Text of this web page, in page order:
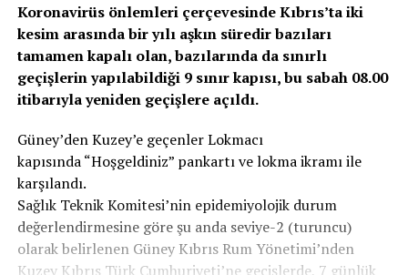
Koronavirüs önlemleri çerçevesinde Kıbrıs’ta iki
kesim arasında bir yılı aşkın süredir bazıları
tamamen kapalı olan, bazılarında da sınırlı
geçişlerin yapılabildiği 9 sınır kapısı, bu sabah 08.00
itibarıyla yeniden geçişlere açıldı.
Güney’den Kuzey’e geçenler Lokmacı
kapısında “Hoşgeldiniz” pankartı ve lokma ikramı ile
karşılandı.
Sağlık Teknik Komitesi’nin epidemiyolojik durum
değerlendirmesine göre şu anda seviye-2 (turuncu)
olarak belirlenen Güney Kıbrıs Rum Yönetimi’nden
Kuzey Kıbrıs Türk Cumhuriyeti’ne geçişlerde, 7 günlük